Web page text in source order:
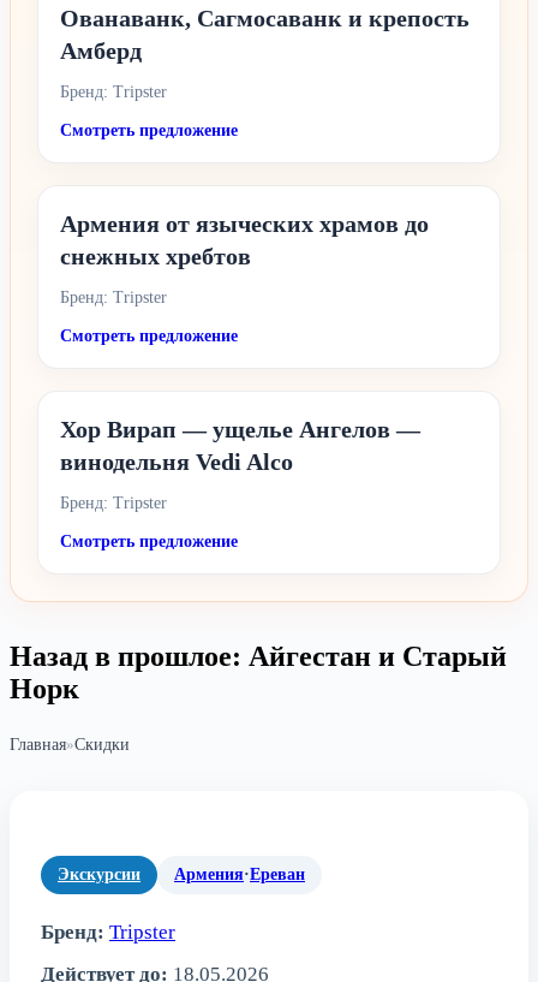
Ованаванк, Сагмосаванк и крепость
Амберд
Бренд: Tripster
Смотреть предложение
Армения от языческих храмов до
снежных хребтов
Бренд: Tripster
Смотреть предложение
Хор Вирап — ущелье Ангелов —
винодельня Vedi Alco
Бренд: Tripster
Смотреть предложение
Назад в прошлое: Айгестан и Старый
Норк
Главная»Скидки
Экскурсии Армения·Ереван
Бренд: Tripster
Действует до: 18.05.2026